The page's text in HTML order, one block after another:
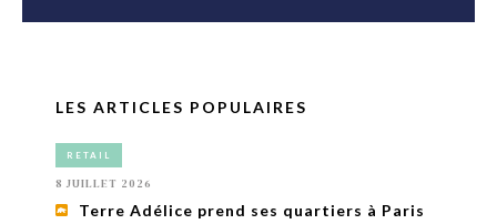
LES ARTICLES POPULAIRES
RETAIL
8 JUILLET 2026
Terre Adélice prend ses quartiers à Paris